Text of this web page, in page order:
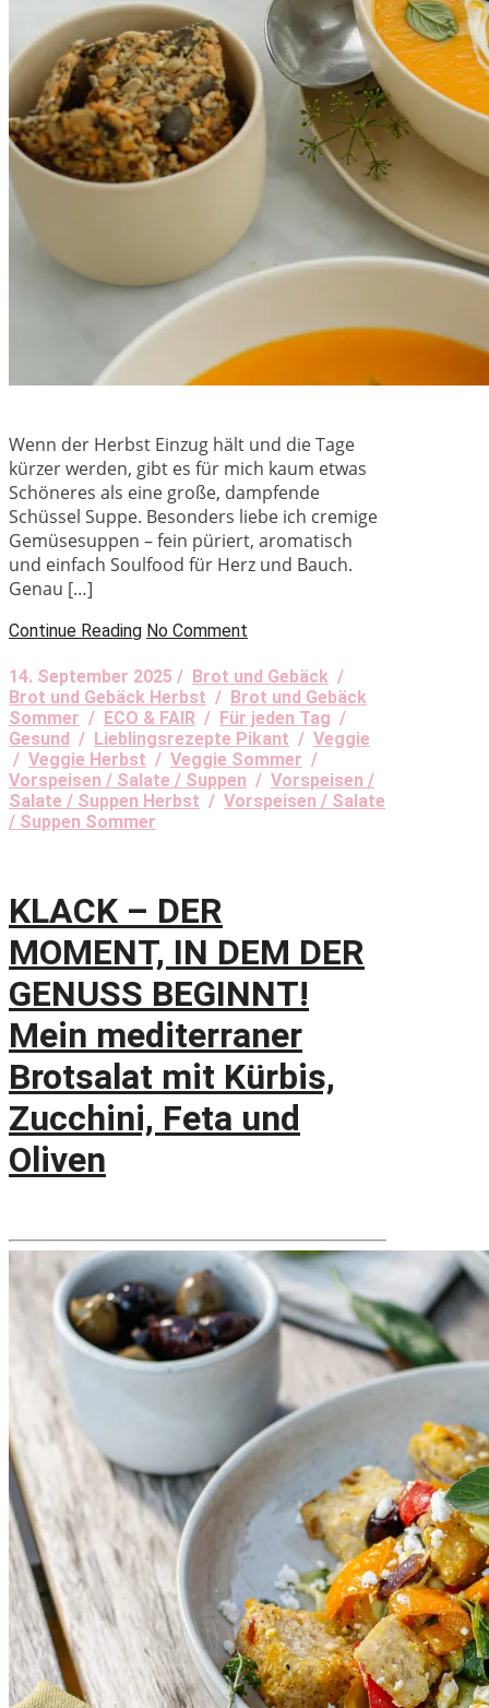
Wenn der Herbst Einzug hält und die Tage
kürzer werden, gibt es für mich kaum etwas
Schöneres als eine große, dampfende
Schüssel Suppe. Besonders liebe ich cremige
Gemüsesuppen – fein püriert, aromatisch
und einfach Soulfood für Herz und Bauch.
Genau […]
Continue Reading No Comment
14. September 2025 / Brot und Gebäck /
Brot und Gebäck Herbst / Brot und Gebäck
Sommer / ECO & FAIR / Für jeden Tag /
Gesund / Lieblingsrezepte Pikant / Veggie
/ Veggie Herbst / Veggie Sommer /
Vorspeisen / Salate / Suppen / Vorspeisen /
Salate / Suppen Herbst / Vorspeisen / Salate
/ Suppen Sommer
KLACK – DER
MOMENT, IN DEM DER
GENUSS BEGINNT!
Mein mediterraner
Brotsalat mit Kürbis,
Zucchini, Feta und
Oliven